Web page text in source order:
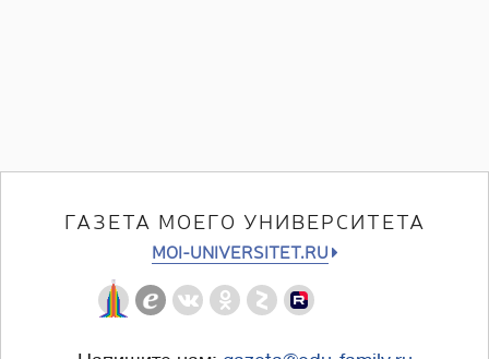
ГАЗЕТА МОЕГО УНИВЕРСИТЕТА
MOI-UNIVERSITET.RU